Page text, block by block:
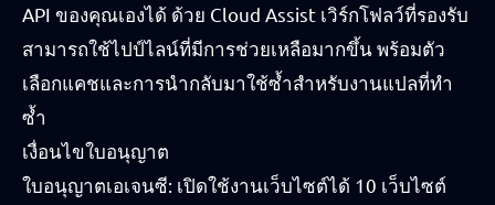
API ของคุณเองได้ ด้วย Cloud Assist เวิร์กโฟลว์ที่รองรับ
สามารถใช้ไปป์ไลน์ที่มีการช่วยเหลือมากขึ้น พร้อมตัว
เลือกแคชและการนำกลับมาใช้ซ้ำสำหรับงานแปลที่ทำ
ซ้ำ
เงื่อนไขใบอนุญาต
ใบอนุญาตเอเจนซี: เปิดใช้งานเว็บไซต์ได้ 10 เว็บไซต์